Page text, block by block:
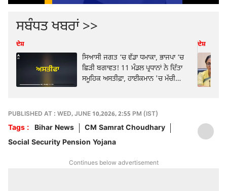
ਸਬੰਧਤ ਖਬਰਾਂ >>
ਦੇਸ਼
ਸਿਆਸੀ ਜਗਤ ‘ਚ ਵੱਡਾ ਧਮਾਕਾ, ਭਾਜਪਾ ‘ਚ
ਛਿੜੀ ਬਗਾਵਤ! 11 ਮੰਡਲ ਪ੍ਰਧਾਨਾਂ ਨੇ ਦਿੱਤਾ
ਸਮੂਹਿਕ ਅਸਤੀਫ਼ਾ, ਹਾਈਕਮਾਨ 'ਚ ਮੱਚੀ
ਦੇਸ਼
PUBLISHED AT : WED, JUNE 10,2026, 2:55 PM (IST)
Tags : Bihar News
CM Samrat Choudhary
Social Security Pension Yojana
Continues below advertisement